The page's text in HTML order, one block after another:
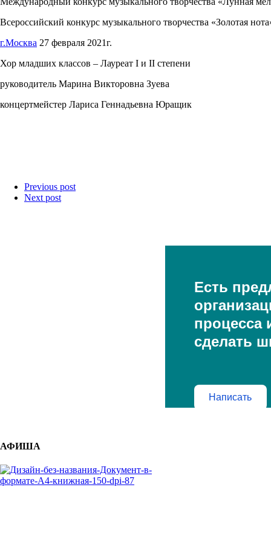
Всероссийский конкурс музыкального творчества «Золотая
г.Москва 27 февраля 2021г.
Хор младших классов – Лауреат I и II степени
руководитель Марина Викторовна Зуева
концертмейстер Лариса Геннадьевна Юращик
Previous post
Next post
Есть
процесса
сделать
Написать
АФИША